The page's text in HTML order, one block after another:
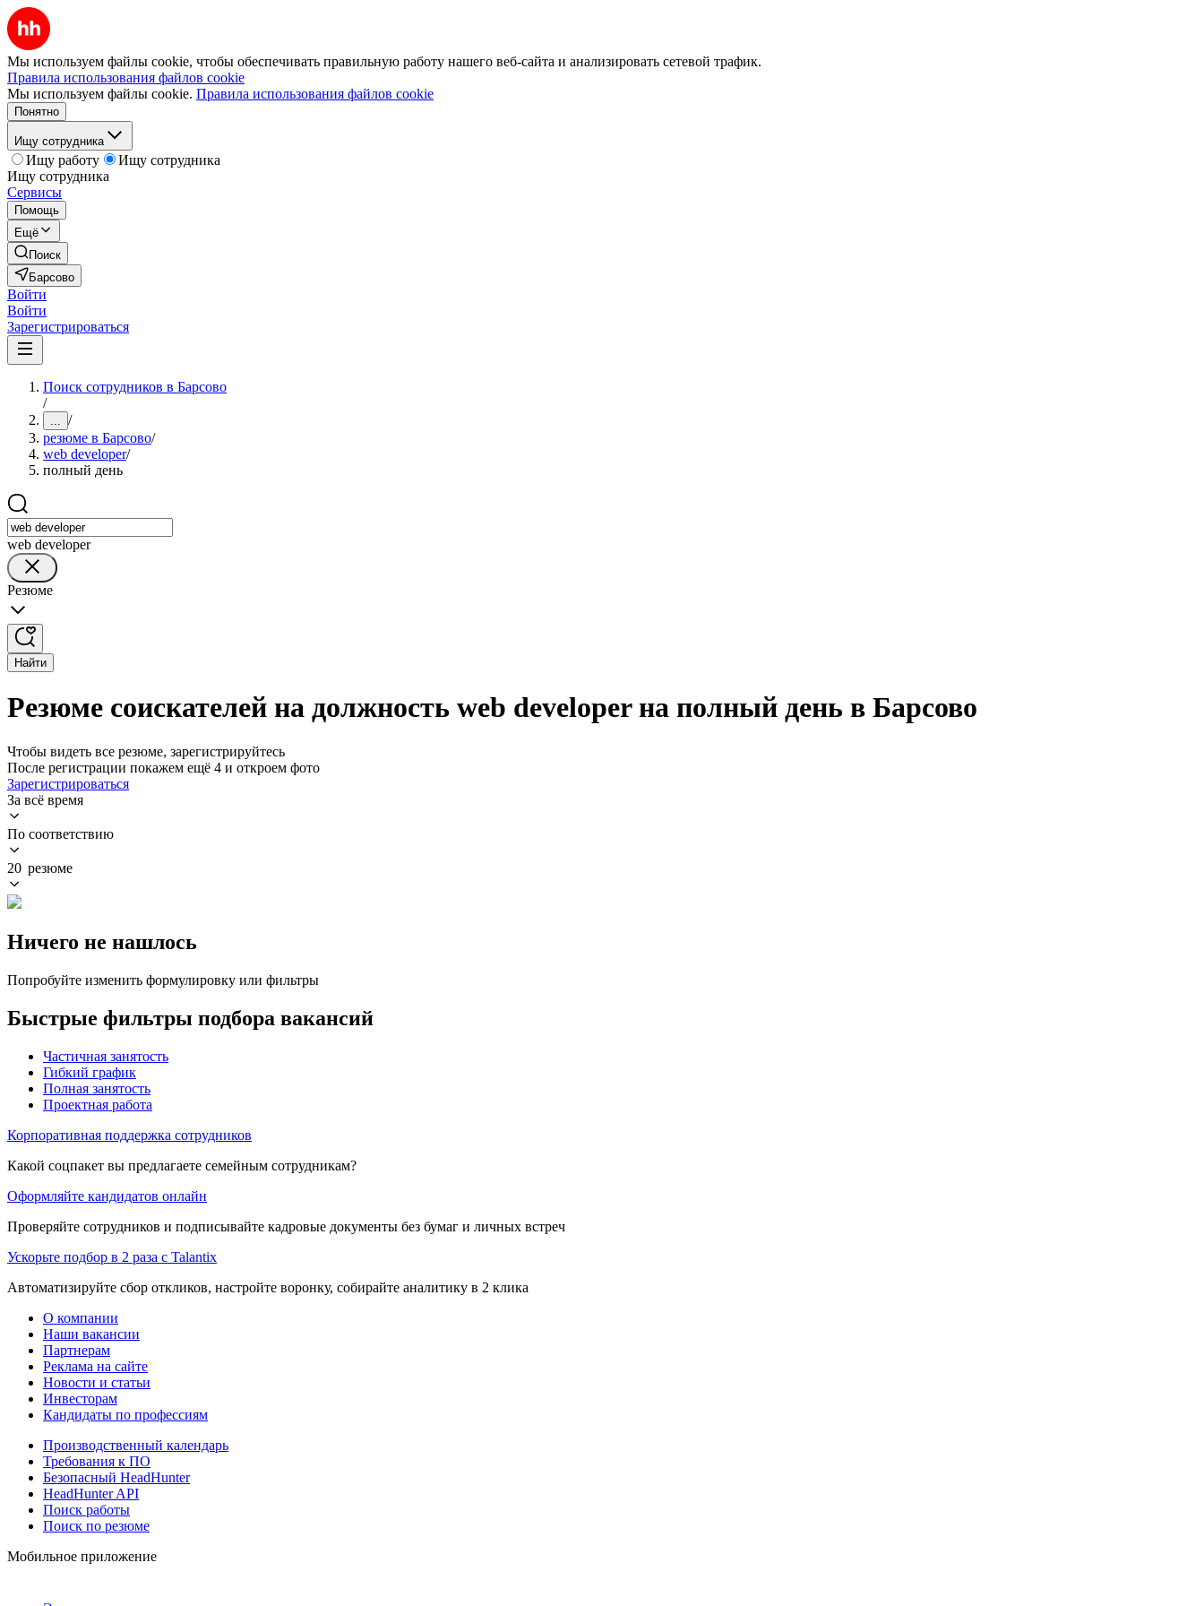
Мы используем файлы cookie, чтобы обеспечивать правильную работу нашего веб-сайта и анализировать сетевой трафик.
Правила использования файлов cookie
Мы используем файлы cookie. Правила использования файлов cookie
Понятно
Ищу сотрудника
Ищу работу
Ищу сотрудника
Ищу сотрудника
Сервисы
Помощь
Ещё
Поиск
Барсово
Войти
Войти
Зарегистрироваться
Поиск сотрудников в Барсово
/
... /
резюме в Барсово/
web developer/
полный день
web developer
Резюме
Найти
Резюме соискателей на должность web developer на полный день в Барсово
Чтобы видеть все резюме, зарегистрируйтесь
После регистрации покажем ещё 4 и откроем фото
Зарегистрироваться
За всё время
По соответствию
20 резюме
Ничего не нашлось
Попробуйте изменить формулировку или фильтры
Быстрые фильтры подбора вакансий
Частичная занятость
Гибкий график
Полная занятость
Проектная работа
Корпоративная поддержка сотрудников
Какой соцпакет вы предлагаете семейным сотрудникам?
Оформляйте кандидатов онлайн
Проверяйте сотрудников и подписывайте кадровые документы без бумаг и личных встреч
Ускорьте подбор в 2 раза с Talantix
Автоматизируйте сбор откликов, настройте воронку, собирайте аналитику в 2 клика
О компании
Наши вакансии
Партнерам
Реклама на сайте
Новости и статьи
Инвесторам
Кандидаты по профессиям
Производственный календарь
Требования к ПО
Безопасный HeadHunter
HeadHunter API
Поиск работы
Поиск по резюме
Мобильное приложение